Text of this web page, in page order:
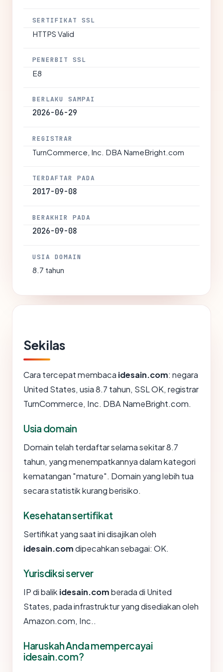
SERTIFIKAT SSL
HTTPS Valid
PENERBIT SSL
E8
BERLAKU SAMPAI
2026-06-29
REGISTRAR
TurnCommerce, Inc. DBA NameBright.com
TERDAFTAR PADA
2017-09-08
BERAKHIR PADA
2026-09-08
USIA DOMAIN
8.7 tahun
Sekilas
Cara tercepat membaca idesain.com: negara
United States, usia 8.7 tahun, SSL OK, registrar
TurnCommerce, Inc. DBA NameBright.com.
Usia domain
Domain telah terdaftar selama sekitar 8.7
tahun, yang menempatkannya dalam kategori
kematangan "mature". Domain yang lebih tua
secara statistik kurang berisiko.
Kesehatan sertifikat
Sertifikat yang saat ini disajikan oleh
idesain.comdipecahkan sebagai: OK.
Yurisdiksi server
IP di balik idesain.comberada di United
States, pada infrastruktur yang disediakan oleh
Amazon.com, Inc..
Haruskah Anda mempercayai
idesain.com?